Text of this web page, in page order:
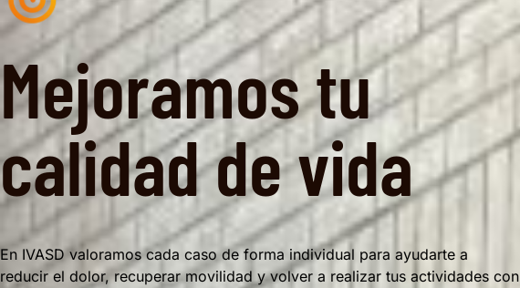
Mejoramos tu
calidad de vida
En IVASD valoramos cada caso de forma individual para ayudarte a
reducir el dolor, recuperar movilidad y volver a realizar tus actividades con